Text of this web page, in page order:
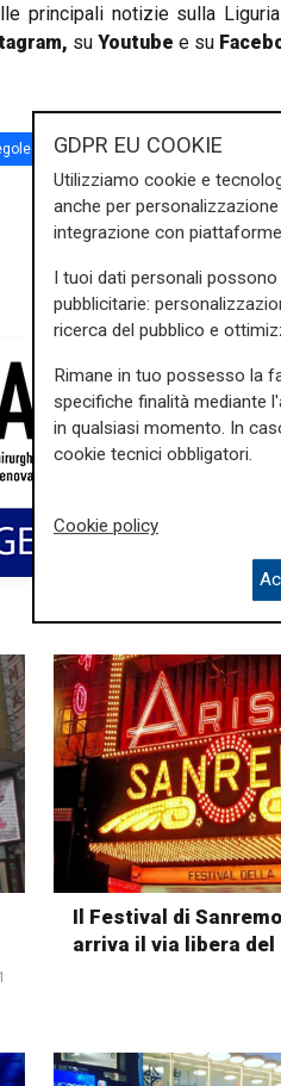
principali notizie sulla
, su Youtube e su
Il Festival di
arriva il via libera del
GDPR EU COOKIE
Utilizziamo cookie e
anche per
integrazione con
I tuoi dati personali
pubblicitarie:
ricerca del pubblico e
Rimane in tuo possesso la
specifiche finalità mediante
in qualsiasi momento. In
cookie tecnici obbligatori.
Cookie policy